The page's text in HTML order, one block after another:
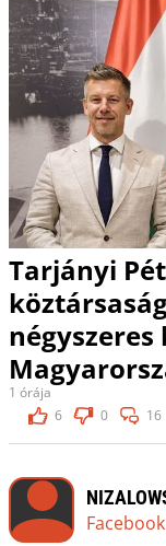
Tarjányi
1 órája
6
0 16
Facebook